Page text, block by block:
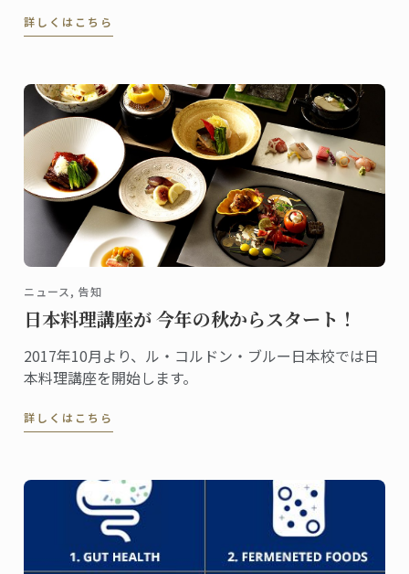
聞いて、体験し、学んでもらう」のがコンセプト。一
詳しくはこちら
ニュース, 告知
日本料理講座が 今年の秋からスタート！
2017年10月より、ル・コルドン・ブルー日本校では日
本料理講座を開始します。
詳しくはこちら